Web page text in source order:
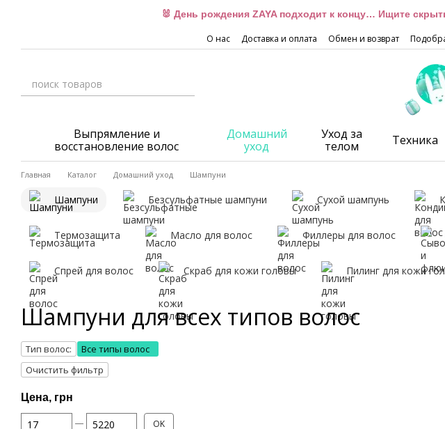
🐰 День рождения ZAYA подходит к концу… Ищите
О нас Доставка и оплата Обмен и возврат
Выпрямление и
восстановление волос
Домашний
уход
Уход за
телом
Техника
Главная Каталог Домашний уход Шампуни
Шампуни Безсульфатные шампуни Сухой шампунь
Термозащита Масло для волос Филлеры для волос
Спрей для волос Скраб для кожи головы Пилинг для кожи
Шампуни для всех типов волос
Тип волос:
Все типы волос
Очистить фильтр
Цена, грн
От Цена, грн
До Цена, грн OK